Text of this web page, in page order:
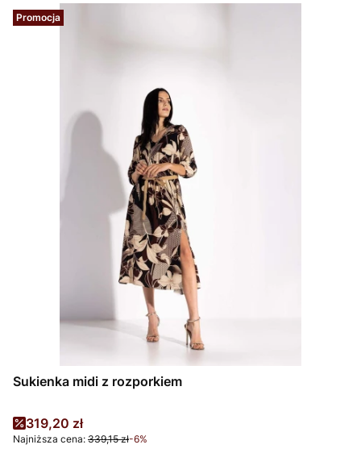
Promocja
Sukienka midi z rozporkiem
Cena promocyjna
319,20 zł
Najniższa cena: 339,15 zł-6%